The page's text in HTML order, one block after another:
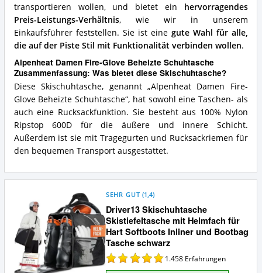
transportieren wollen, und bietet ein hervorragendes
Preis-Leistungs-Verhältnis, wie wir in unserem
Einkaufsführer feststellen. Sie ist eine gute Wahl für alle,
die auf der Piste Stil mit Funktionalität verbinden wollen.
Alpenheat Damen Fire-Glove Beheizte Schuhtasche
Zusammenfassung: Was bietet diese Skischuhtasche?
Diese Skischuhtasche, genannt „Alpenheat Damen Fire-
Glove Beheizte Schuhtasche“, hat sowohl eine Taschen- als
auch eine Rucksackfunktion. Sie besteht aus 100% Nylon
Ripstop 600D für die äußere und innere Schicht.
Außerdem ist sie mit Tragegurten und Rucksackriemen für
den bequemen Transport ausgestattet.
Driver13 Skischuhtasche
Skistiefeltasche mit Helmfach für
Hart Softboots Inliner und Bootbag
Tasche schwarz
SEHR GUT (1,4)
1.458 Erfahrungen